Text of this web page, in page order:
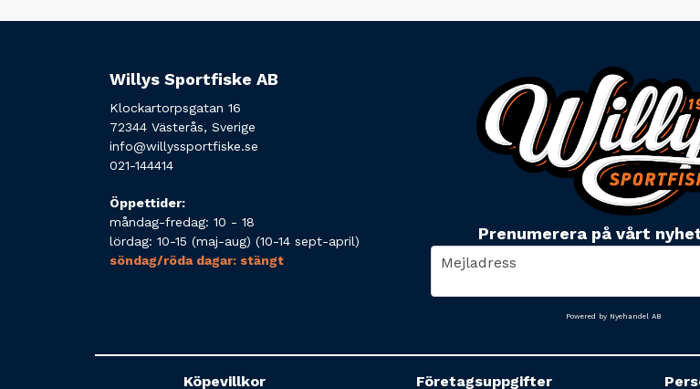
Willys Sportfiske AB
Klockartorpsgatan 16
72344 Västerås, Sverige
info@willyssportfiske.se
021-144414
Öppettider:
måndag-fredag: 10 - 18
lördag: 10-15 (maj-aug) (10-14 sept-april)
söndag/röda dagar: stängt
Prenumerera på vårt
email
Mejladress
Powered by Nyehandel AB
Köpevillkor Företagsuppgifter